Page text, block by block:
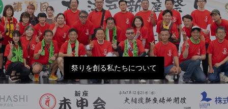
祭りを創る私たちについて